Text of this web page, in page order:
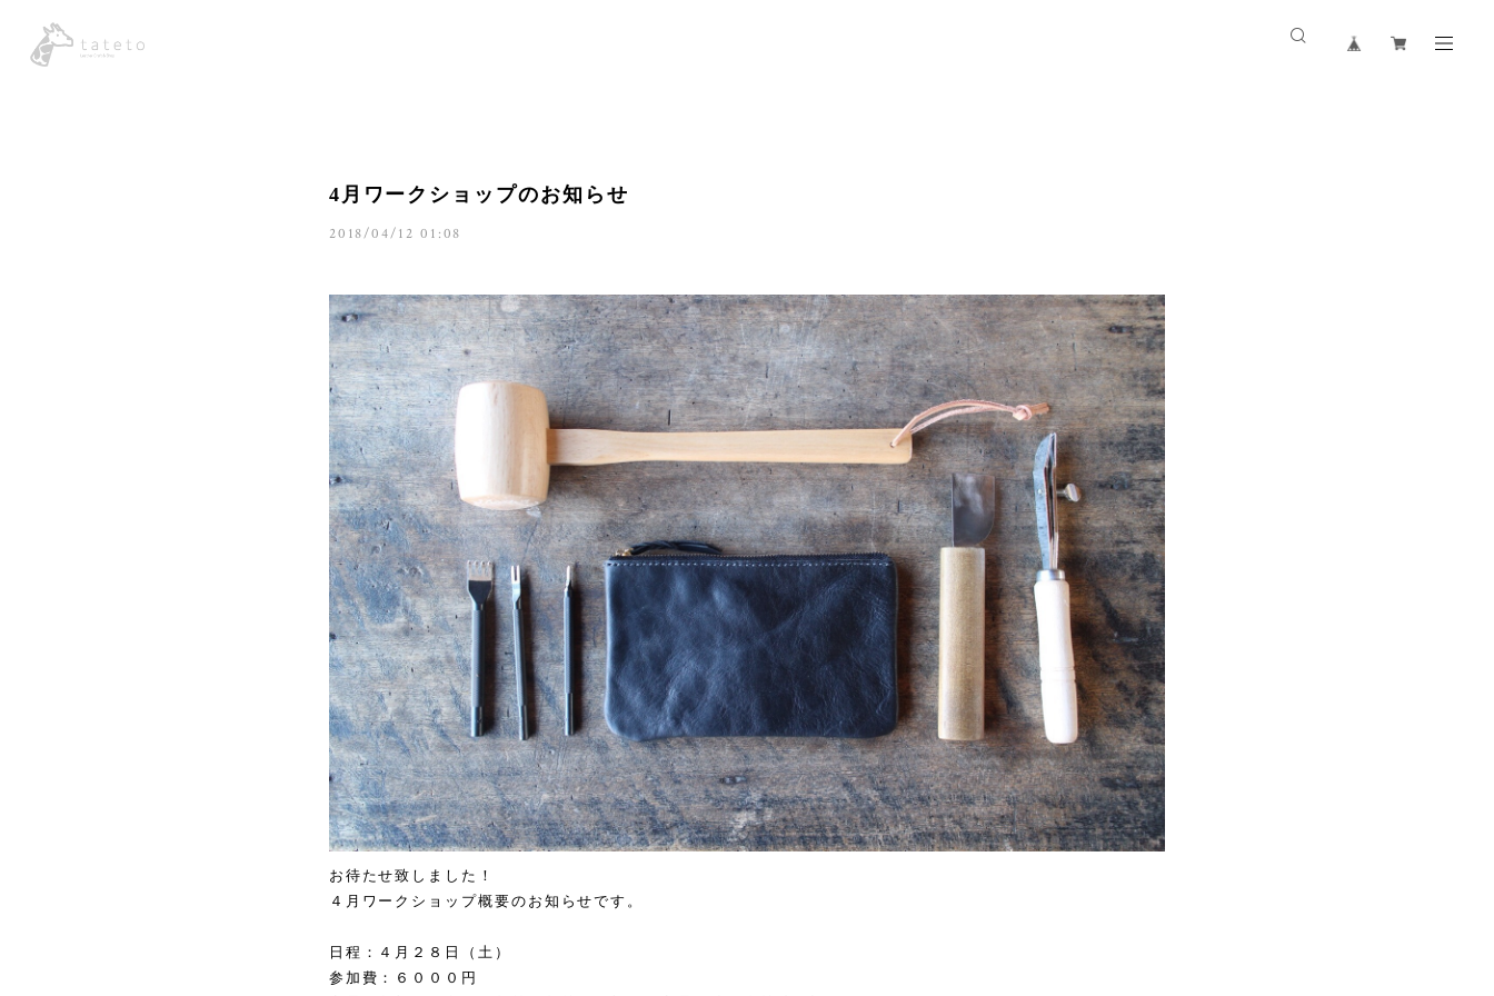
4月ワークショップのお知らせ
2018/04/12 01:08
お待たせ致しました！
４月ワークショップ概要のお知らせです。
日程：４月２８日（土）
参加費：６０００円